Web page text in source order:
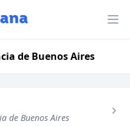
de Buenos Aires
de Buenos Aires